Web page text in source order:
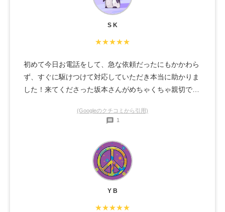
S K
★★★★★
初めて今日お電話をして、急な依頼だったにもかかわら
ず、すぐに駆けつけて対応していただき本当に助かりま
した！来てくださった坂本さんがめちゃくちゃ親切で、
寧にピカピカにしてくださいました。代表の有吉さんが
におそうじ革命さんにお願いしたいです。本当にありが
(Googleのクチコミから引用)
1
Y B
★★★★★